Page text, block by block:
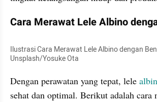
Cara Merawat Lele Albino
Ilustrasi Cara Merawat Lele Albino dengan
Unsplash/Yosuke Ota
Dengan perawatan yang tepat, lele
sehat dan optimal. Berikut adalah cara